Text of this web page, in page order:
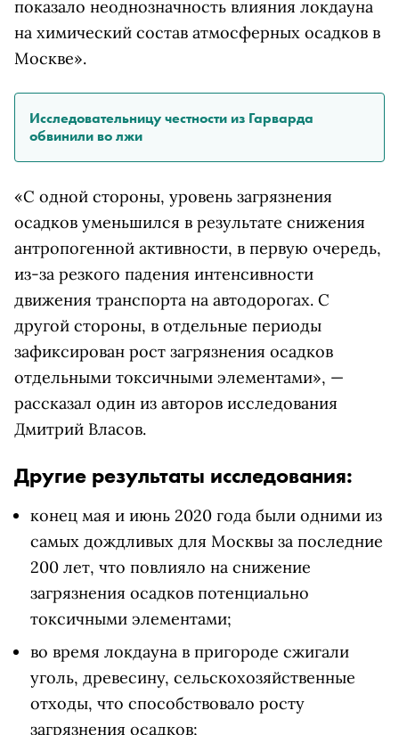
показало неоднозначность влияния локдауна
на химический состав атмосферных осадков в
Москве».
Исследовательницу честности из Гарварда
обвинили во лжи
«С одной стороны, уровень загрязнения
осадков уменьшился в результате снижения
антропогенной активности, в первую очередь,
из-за резкого падения интенсивности
движения транспорта на автодорогах. С
другой стороны, в отдельные периоды
зафиксирован рост загрязнения осадков
отдельными токсичными элементами», —
рассказал один из авторов исследования
Дмитрий Власов.
Другие результаты исследования:
конец мая и июнь 2020 года были одними из
самых дождливых для Москвы за последние
200 лет, что повлияло на снижение
загрязнения осадков потенциально
токсичными элементами;
во время локдауна в пригороде сжигали
уголь, древесину, сельскохозяйственные
отходы, что способствовало росту
загрязнения осадков;